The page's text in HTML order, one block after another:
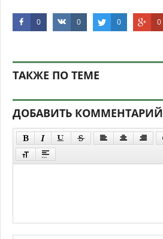
0 0 0 0
ТАКЖЕ ПО ТЕМЕ
ДОБАВИТЬ КОММЕНТАРИЙ